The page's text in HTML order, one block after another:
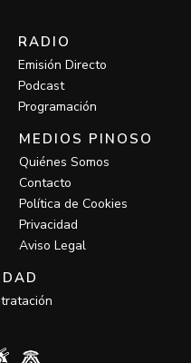
RADIO
Emisión Directo
Podcast
Programación
MEDIOS PINOSO
Quiénes Somos
Contacto
Política de Cookies
Privacidad
Aviso Legal